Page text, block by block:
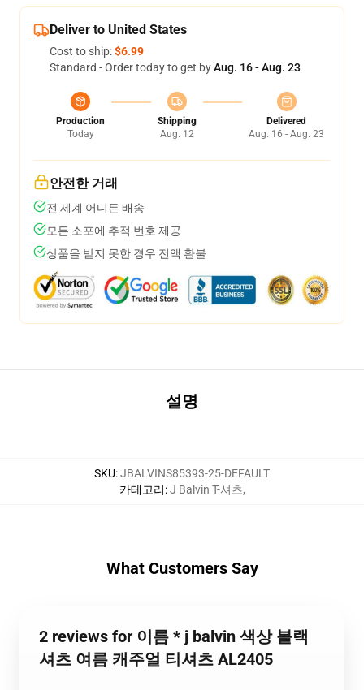
Deliver to United States
Cost to ship:$6.99
Standard - Order today to get byAug. 16 - Aug. 23
Production
Today
Shipping
Aug. 12
Delivered
Aug. 16 - Aug. 23
안전한 거래
전 세계 어디든 배송
모든 소포에 추적 번호 제공
상품을 받지 못한 경우 전액 환불
설명
SKU:JBALVINS85393-25-DEFAULT
카테고리:J Balvin T-셔츠,
What Customers Say
2 reviews for 이름 * j balvin 색상 블랙
셔츠 여름 캐주얼 티셔츠 AL2405